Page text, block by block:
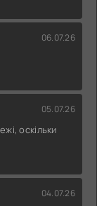
06.07.26
05.07.26
оскільки
04.07.26